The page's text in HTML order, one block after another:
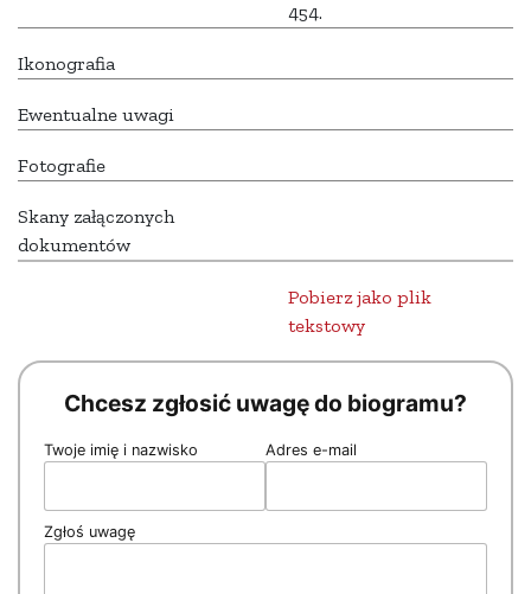
454.
Ikonografia
Ewentualne uwagi
Fotografie
Skany załączonych
dokumentów
Pobierz jako plik
tekstowy
Chcesz zgłosić uwagę do biogramu?
Twoje imię i nazwisko Adres e-mail
Zgłoś uwagę